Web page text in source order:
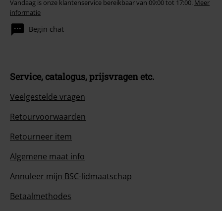
Vandaag is onze klantenservice bereikbaar van 09:00 tot 17:00. Meer
informatie
Begin chat
Service, catalogus, prijsvragen etc.
Veelgestelde vragen
Retourvoorwaarden
Retourneer item
Algemene maat info
Annuleer mijn BSC-lidmaatschap
Betaalmethodes